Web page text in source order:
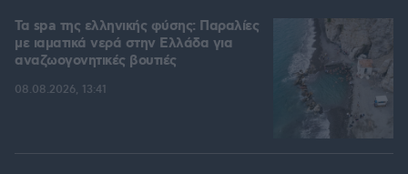
Τα spa της ελληνικής φύσης: Παραλίες
με ιαματικά νερά στην Ελλάδα για
αναζωογονητικές βουτιές
08.08.2026, 13:41